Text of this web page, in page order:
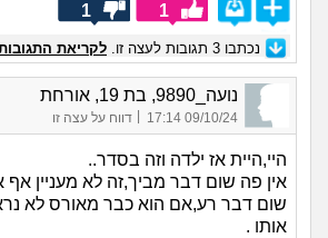
1
1
נכתבו 3 תגובות לעצה זו. לקריאת
נועה_9890, בת 19, אורחת
09/10/24 17:14 דווח על עצה זו
היי,היית אז ילדה וזה בסדר..
אין פה שום דבר מביך,זה לא מעניין
שום דבר רע,אם הוא כבר מאורס לא
אותו .